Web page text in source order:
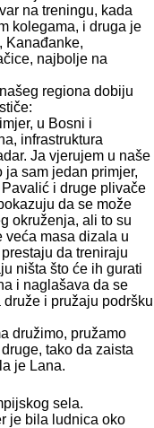
na treningu, kada
kolegama, i druga je
Kanađanke,
najbolje na
regiona dobiju
u Bosni i
infrastruktura
Ja vjerujem u naše
sam jedan primjer,
i druge plivače
da se može
okruženja, ali to su
veća masa dizala u
da treniraju
ništa što će ih gurati
i naglašava da se
i pružaju podršku
družimo, pružamo
tako da zaista
je Lana.
sela.
je bila ludnica oko